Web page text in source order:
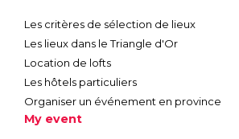
Les critères de sélection de lieux
Les lieux dans le Triangle d'Or
Location de lofts
Les hôtels particuliers
Organiser un événement en province
My event